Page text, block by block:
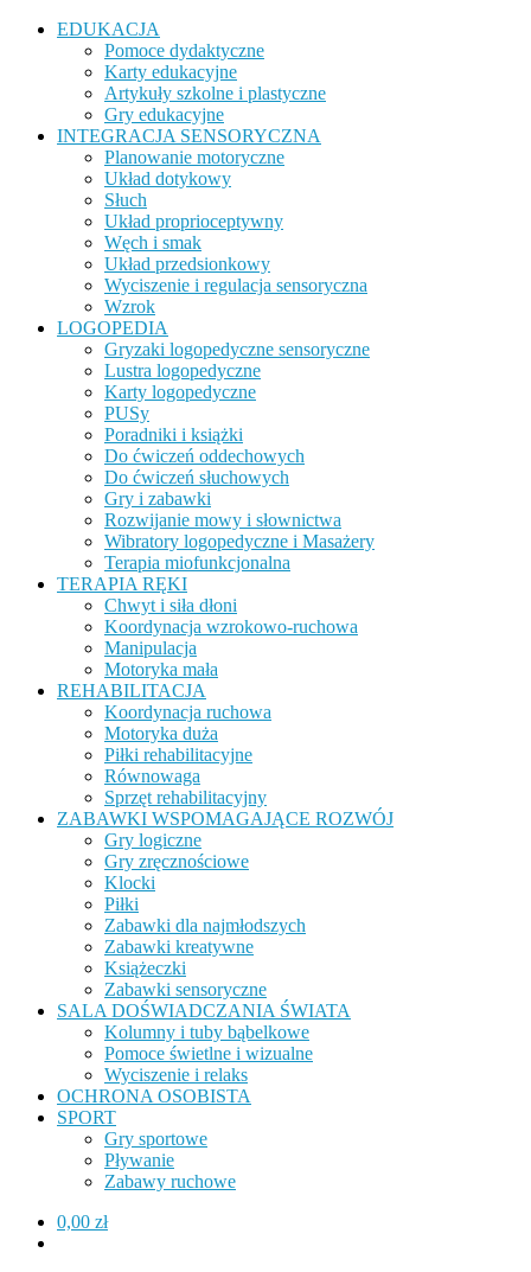
EDUKACJA
Pomoce dydaktyczne
Karty edukacyjne
Artykuły szkolne i plastyczne
Gry edukacyjne
INTEGRACJA SENSORYCZNA
Planowanie motoryczne
Układ dotykowy
Słuch
Układ proprioceptywny
Węch i smak
Układ przedsionkowy
Wyciszenie i regulacja sensoryczna
Wzrok
LOGOPEDIA
Gryzaki logopedyczne sensoryczne
Lustra logopedyczne
Karty logopedyczne
PUSy
Poradniki i książki
Do ćwiczeń oddechowych
Do ćwiczeń słuchowych
Gry i zabawki
Rozwijanie mowy i słownictwa
Wibratory logopedyczne i Masażery
Terapia miofunkcjonalna
TERAPIA RĘKI
Chwyt i siła dłoni
Koordynacja wzrokowo-ruchowa
Manipulacja
Motoryka mała
REHABILITACJA
Koordynacja ruchowa
Motoryka duża
Piłki rehabilitacyjne
Równowaga
Sprzęt rehabilitacyjny
ZABAWKI WSPOMAGAJĄCE ROZWÓJ
Gry logiczne
Gry zręcznościowe
Klocki
Piłki
Zabawki dla najmłodszych
Zabawki kreatywne
Książeczki
Zabawki sensoryczne
SALA DOŚWIADCZANIA ŚWIATA
Kolumny i tuby bąbelkowe
Pomoce świetlne i wizualne
Wyciszenie i relaks
OCHRONA OSOBISTA
SPORT
Gry sportowe
Pływanie
Zabawy ruchowe
0,00 zł